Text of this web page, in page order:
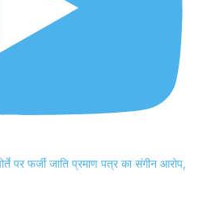
पर फर्जी जाति प्रमाण पत्र का संगीन आरोप,